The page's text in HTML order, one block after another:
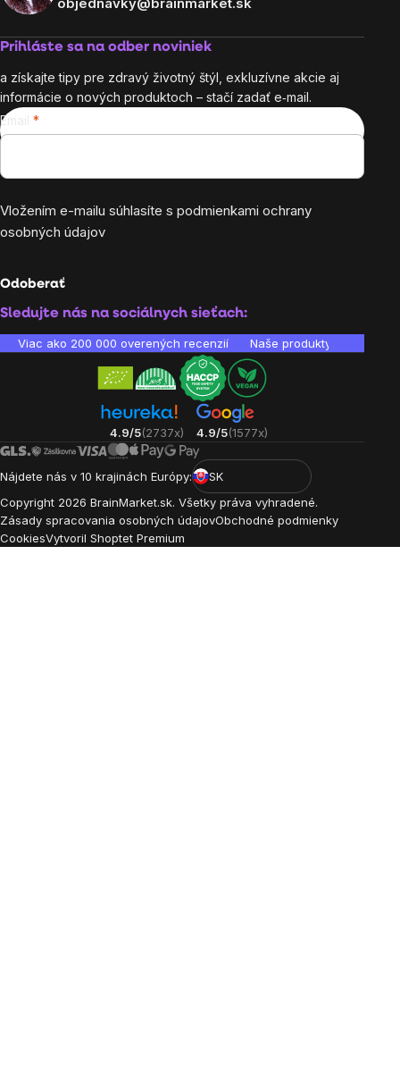
Prihláste sa na odber noviniek
a získajte tipy pre zdravý životný štýl, exkluzívne akcie aj
informácie o nových produktoch – stačí zadať e‑mail.
Email
Vložením e-mailu súhlasíte s podmienkami ochrany
osobných údajov
Odoberať
Sledujte nás na sociálnych sieťach:
Viac ako 200 000 overených recenzií Naše produkty sú
4.9/5(2737x) 4.9/5(1577x)
Nájdete nás v 10 krajinách Európy:
SK
Copyright 2026 BrainMarket.sk. Všetky práva vyhradené.
Zásady spracovania osobných údajovObchodné podmienky
CookiesVytvoril Shoptet Premium